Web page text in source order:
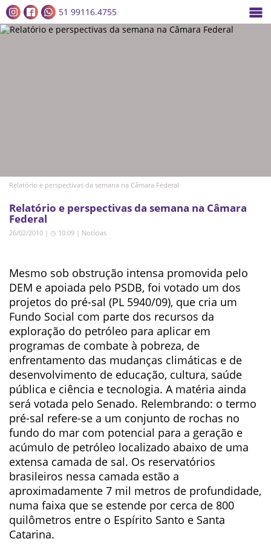
51 99116.4755
Relatório e perspectivas da semana na Câmara Federal
Relatório e perspectivas da semana na Câmara
Federal
26/02/2010 | ◷ 10:09 | Notícias
Mesmo sob obstrução intensa promovida pelo
DEM e apoiada pelo PSDB, foi votado um dos
projetos do pré-sal (PL 5940/09), que cria um
Fundo Social com parte dos recursos da
exploração do petróleo para aplicar em
programas de combate à pobreza, de
enfrentamento das mudanças climáticas e de
desenvolvimento de educação, cultura, saúde
pública e ciência e tecnologia. A matéria ainda
será votada pelo Senado. Relembrando: o termo
pré-sal refere-se a um conjunto de rochas no
fundo do mar com potencial para a geração e
acúmulo de petróleo localizado abaixo de uma
extensa camada de sal. Os reservatórios
brasileiros nessa camada estão a
aproximadamente 7 mil metros de profundidade,
numa faixa que se estende por cerca de 800
quilômetros entre o Espírito Santo e Santa
Catarina.